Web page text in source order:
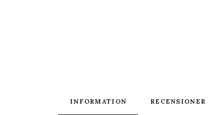
INFORMATION RECENSIONER